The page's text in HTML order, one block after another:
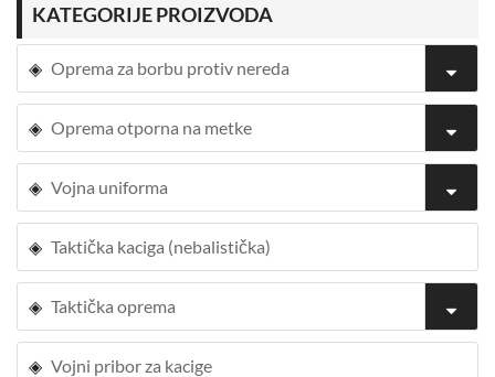
KATEGORIJE PROIZVODA
Oprema za borbu protiv nereda
Oprema otporna na metke
Vojna uniforma
Taktička kaciga (nebalistička)
Taktička oprema
Vojni pribor za kacige